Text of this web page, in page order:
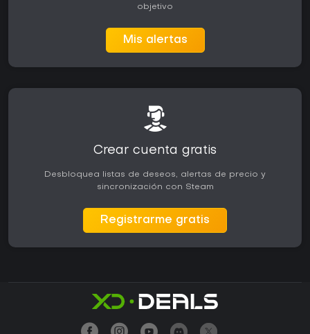
objetivo
Mis alertas
Crear cuenta gratis
Desbloquea listas de deseos, alertas de precio y
sincronización con Steam
Registrarme gratis